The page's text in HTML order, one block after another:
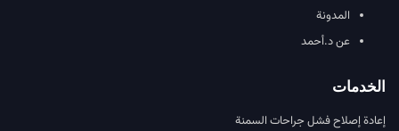
المدونة
عن د.أحمد
الخدمات
إعادة إصلاح فشل جراحات السمنة